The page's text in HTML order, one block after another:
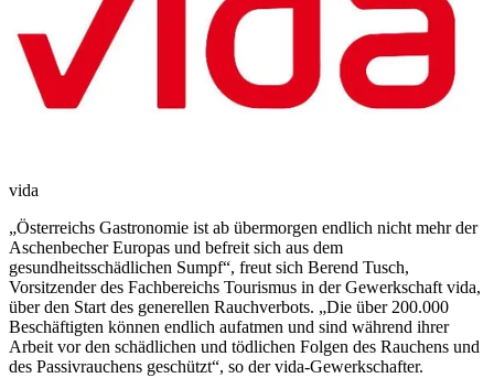
vida
„Österreichs Gastronomie ist ab übermorgen endlich nicht mehr der
Aschenbecher Europas und befreit sich aus dem
gesundheitsschädlichen Sumpf“, freut sich Berend Tusch,
Vorsitzender des Fachbereichs Tourismus in der Gewerkschaft vida,
über den Start des generellen Rauchverbots. „Die über 200.000
Beschäftigten können endlich aufatmen und sind während ihrer
Arbeit vor den schädlichen und tödlichen Folgen des Rauchens und
des Passivrauchens geschützt“, so der vida-Gewerkschafter.